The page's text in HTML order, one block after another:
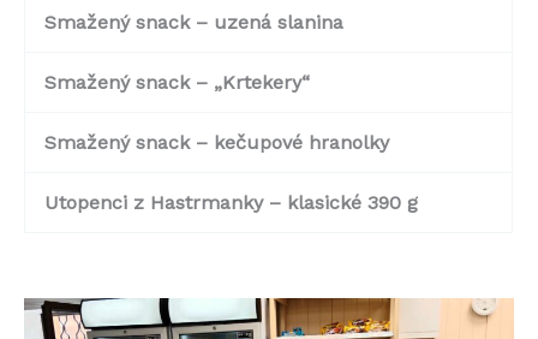
Smažený snack – uzená slanina
Smažený snack – „Krtekery“
Smažený snack – kečupové hranolky
Utopenci z Hastrmanky – klasické 390 g